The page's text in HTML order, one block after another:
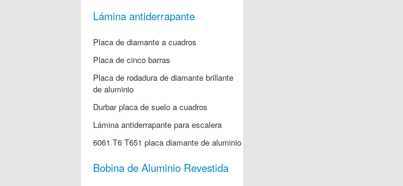
Lámina antiderrapante
Placa de diamante a cuadros
Placa de cinco barras
Placa de rodadura de diamante brillante
de aluminio
Durbar placa de suelo a cuadros
Lámina antiderrapante para escalera
6061 T6 T651 placa diamante de aluminio
Bobina de Aluminio Revestida